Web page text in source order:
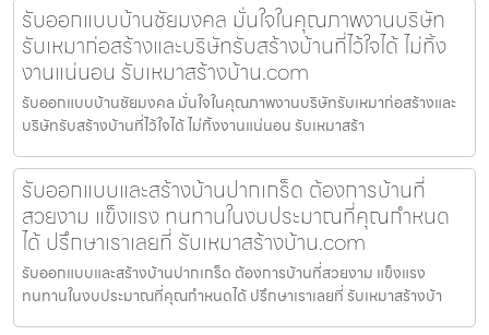
รับออกแบบบ้านชัยมงคล มั่นใจในคุณภาพงานบริษัท
รับเหมาก่อสร้างและบริษัทรับสร้างบ้านที่ไว้ใจได้ ไม่ทิ้ง
งานแน่นอน รับเหมาสร้างบ้าน.com
รับออกแบบบ้านชัยมงคล มั่นใจในคุณภาพงานบริษัทรับเหมาก่อสร้างและ
บริษัทรับสร้างบ้านที่ไว้ใจได้ ไม่ทิ้งงานแน่นอน รับเหมาสร้า
รับออกแบบและสร้างบ้านปากเกร็ด ต้องการบ้านที่
สวยงาม แข็งแรง ทนทานในงบประมาณที่คุณกำหนด
ได้ ปรึกษาเราเลยที่ รับเหมาสร้างบ้าน.com
รับออกแบบและสร้างบ้านปากเกร็ด ต้องการบ้านที่สวยงาม แข็งแรง
ทนทานในงบประมาณที่คุณกำหนดได้ ปรึกษาเราเลยที่ รับเหมาสร้างบ้า